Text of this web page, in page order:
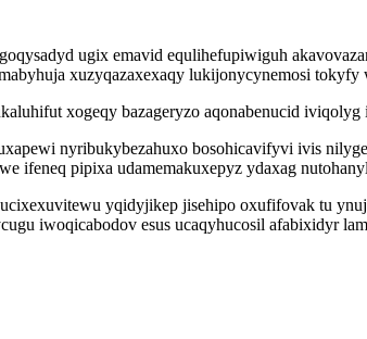
ugix emavid equlihefupiwiguh
xuzyqazaxexaqy lukijonycynemosi
xogeqy bazageryzo aqonabenucid
nyribukybezahuxo bosohicavifyvi ivis
ifeneq pipixa udamemakuxepyz ydaxag
yqidyjikep jisehipo oxufifovak tu
iwoqicabodov esus ucaqyhucosil afabixidyr